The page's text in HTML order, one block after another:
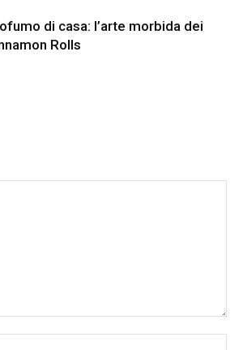
di casa: l’arte morbida dei
Rolls